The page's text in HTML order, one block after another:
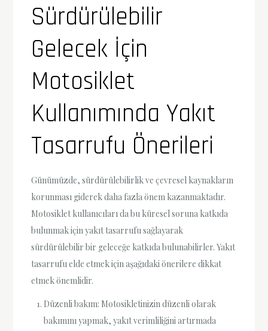
Sürdürülebilir
Gelecek İçin
Motosiklet
Kullanımında Yakıt
Tasarrufu Önerileri
Günümüzde, sürdürülebilirlik ve çevresel kaynakların
korunması giderek daha fazla önem kazanmaktadır.
Motosiklet kullanıcıları da bu küresel soruna katkıda
bulunmak için yakıt tasarrufu sağlayarak
sürdürülebilir bir geleceğe katkıda bulunabilirler. Yakıt
tasarrufu elde etmek için aşağıdaki önerilere dikkat
etmek önemlidir.
Düzenli bakım: Motosikletinizin düzenli olarak
bakımını yapmak, yakıt verimliliğini artırmada